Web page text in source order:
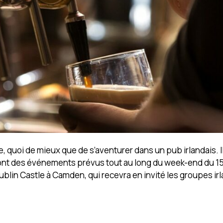
de mieux que de s’aventurer dans un pub irlandais.
des événements prévus tout au long du week-end du
Castle à Camden, qui recevra en invité les groupes